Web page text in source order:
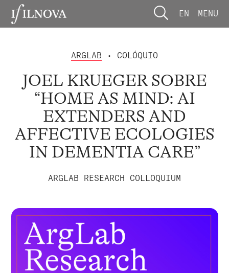
EN MENU
ARGLAB • COLÓQUIO
JOEL KRUEGER SOBRE
“HOME AS MIND: AI
EXTENDERS AND
AFFECTIVE ECOLOGIES
IN DEMENTIA CARE”
ARGLAB RESEARCH COLLOQUIUM